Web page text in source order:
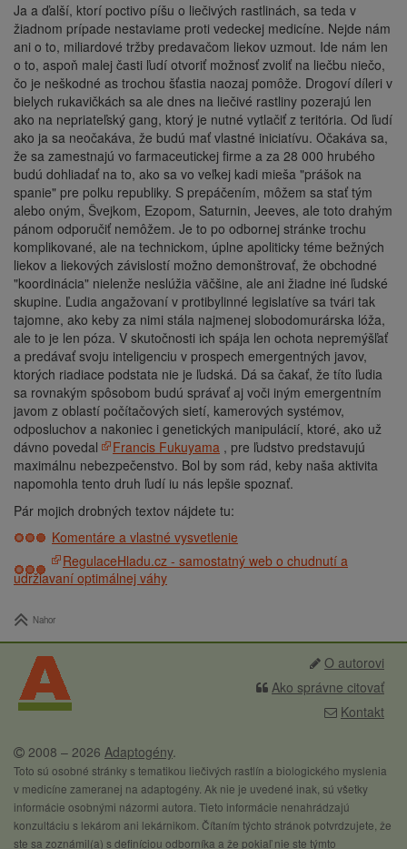
Ja a ďalší, ktorí poctivo píšu o liečivých rastlinách, sa teda v
žiadnom prípade nestaviame proti vedeckej medicíne. Nejde nám
ani o to, miliardové tržby predavačom liekov uzmout. Ide nám len
o to, aspoň malej časti ľudí otvoriť možnosť zvoliť na liečbu niečo,
čo je neškodné as trochou šťastia naozaj pomôže. Drogoví díleri v
bielych rukavičkách sa ale dnes na liečivé rastliny pozerajú len
ako na nepriateľský gang, ktorý je nutné vytlačiť z teritória. Od ľudí
ako ja sa neočakáva, že budú mať vlastné iniciatívu. Očakáva sa,
že sa zamestnajú vo farmaceutickej firme a za 28 000 hrubého
budú dohliadať na to, ako sa vo veľkej kadi mieša "prášok na
spanie" pre polku republiky. S prepáčením, môžem sa stať tým
alebo oným, Švejkom, Ezopom, Saturnin, Jeeves, ale toto drahým
pánom odporučiť nemôžem. Je to po odbornej stránke trochu
komplikované, ale na technickom, úplne apoliticky téme bežných
liekov a liekových závislostí možno demonštrovať, že obchodné
"koordinácia" nielenže neslúžia väčšine, ale ani žiadne iné ľudské
skupine. Ľudia angažovaní v protibylinné legislatíve sa tvári tak
tajomne, ako keby za nimi stála najmenej slobodomurárska lóža,
ale to je len póza. V skutočnosti ich spája len ochota nepremýšľať
a predávať svoju inteligenciu v prospech emergentných javov,
ktorých riadiace podstata nie je ľudská. Dá sa čakať, že títo ľudia
sa rovnakým spôsobom budú správať aj voči iným emergentním
javom z oblastí počítačových sietí, kamerových systémov,
odposluchov a nakoniec i genetických manipulácií, ktoré, ako už
dávno povedal
Francis Fukuyama , pre ľudstvo predstavujú
maximálnu nebezpečenstvo. Bol by som rád, keby naša aktivita
napomohla tento druh ľudí iu nás lepšie spoznať.
Pár mojich drobných textov nájdete tu:
Komentáre a vlastné vysvetlenie
RegulaceHladu.cz - samostatný web o chudnutí a
udržiavaní optimálnej váhy
Nahor
O autorovi
Ako správne citovať
Kontakt
2008 – 2026 Adaptogény.
Toto sú osobné stránky s tematikou liečivých rastlín a biologického myslenia
v medicíne zameranej na adaptogény. Ak nie je uvedené inak, sú všetky
informácie osobnými názormi autora. Tieto informácie nenahrádzajú
konzultáciu s lekárom ani lekárnikom. Čítaním týchto stránok potvrdzujete, že
ste sa zoznámil(a) s definíciou odborníka a že pokiaľ nie ste týmto